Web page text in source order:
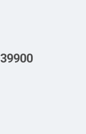
39900